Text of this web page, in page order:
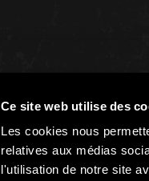
Ce site web utilise des
Les cookies nous
relatives aux médias
l'utilisation de notre site